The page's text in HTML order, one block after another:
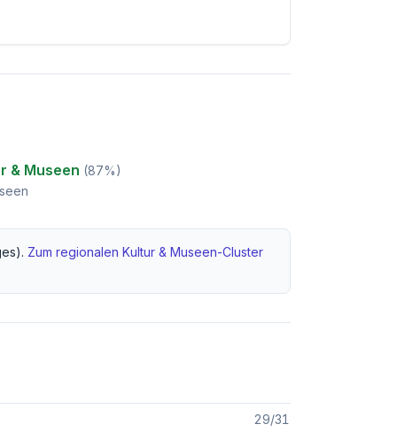
& Museen (87%)
Zum regionalen Kultur & Museen-Cluster
29/31